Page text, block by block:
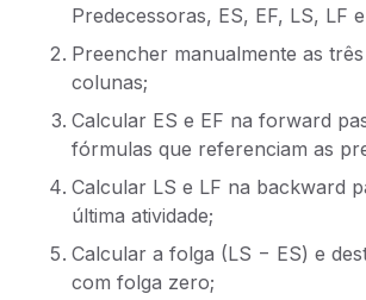
Predecessoras, ES, EF, LS, LF
Preencher manualmente as
colunas;
Calcular ES e EF na forward
fórmulas que referenciam as
Calcular LS e LF na backward
última atividade;
Calcular a folga (LS − ES) e
com folga zero;